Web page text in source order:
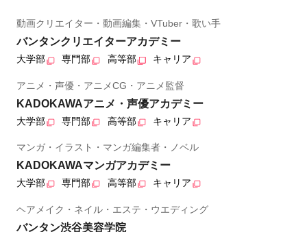
動画クリエイター・動画編集・VTuber・歌い手
バンタンクリエイターアカデミー
大学部 専門部 高等部 キャリア
アニメ・声優・アニメCG・アニメ監督
KADOKAWAアニメ・声優アカデミー
大学部 専門部 高等部 キャリア
マンガ・イラスト・マンガ編集者・ノベル
KADOKAWAマンガアカデミー
大学部 専門部 高等部 キャリア
ヘアメイク・ネイル・エステ・ウエディング
バンタン渋谷美容学院